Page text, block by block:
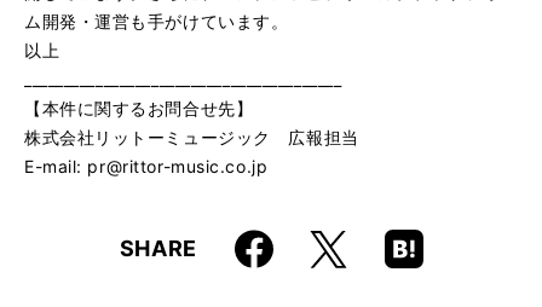
ム開発・運営も手がけています。
以上
【本件に関するお問合せ先】
株式会社リットーミュージック 広報担当
E-mail: pr@rittor-music.co.jp
SHARE Faceboo
k
X
Hatena
Boo